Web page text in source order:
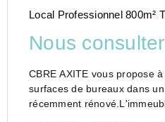
Local Professionnel 800m²
Nous
CBRE AXITE vous propose
surfaces de bureaux dans
récemment